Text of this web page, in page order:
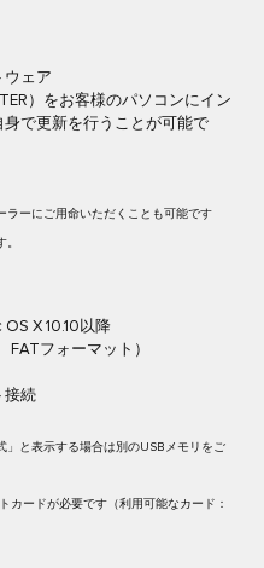
ウェア
）をお客様のパソコンにイン
で更新を行うことが可能で
ーにご用命いただくことも可能です
X 10.10以降​
FATフォーマット）​
接続​
と表示する場合は別のUSBメモリをご
ードが必要です（利用可能なカード：